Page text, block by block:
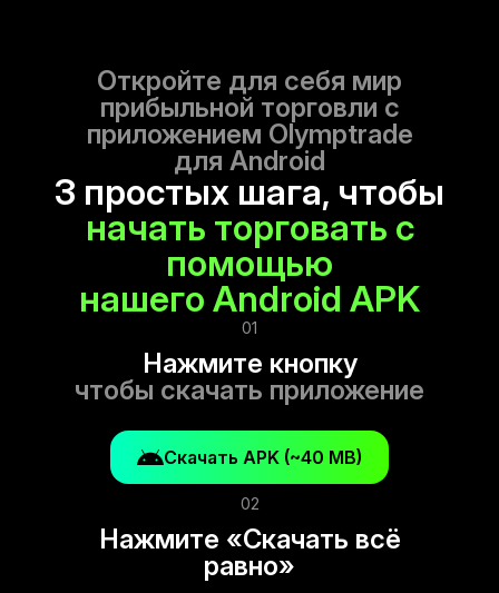
Откройте для себя мир
прибыльной торговли с
приложением Olymptrade
для Android
3 простых шага, чтобы
начать торговать с
помощью
нашего Android APK
01
Нажмите кнопку
чтобы скачать приложение
Скачать APK (~40 MB)
02
Нажмите «Скачать всё
равно»